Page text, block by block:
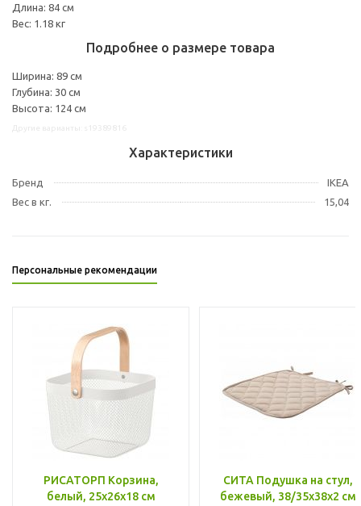
Длина: 84 см
Вес: 1.18 кг
Подробнее о размере товара
Ширина: 89 см
Глубина: 30 см
Высота: 124 см
Характеристики
Бренд
IKEA
Вес в кг.
15,04
Персональные рекомендации
РИСАТОРП Корзина,
белый, 25x26x18 см
СИТА Подушка на стул,
бежевый, 38/35x38x2 см